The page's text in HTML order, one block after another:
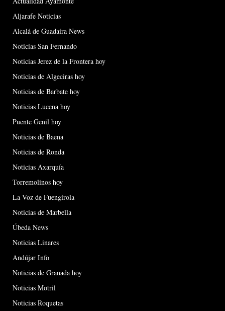
Aljarafe Noticias
Alcalá de Guadaíra News
Noticias San Fernando
Noticias Jerez de la Frontera hoy
Noticias de Algeciras hoy
Noticias de Barbate hoy
Noticias Lucena hoy
Puente Genil hoy
Noticias de Baena
Noticias de Ronda
Noticias Axarquía
Torremolinos hoy
La Voz de Fuengirola
Noticias de Marbella
Úbeda News
Noticias Linares
Andújar Info
Noticias de Granada hoy
Noticias Motril
Noticias Roquetas